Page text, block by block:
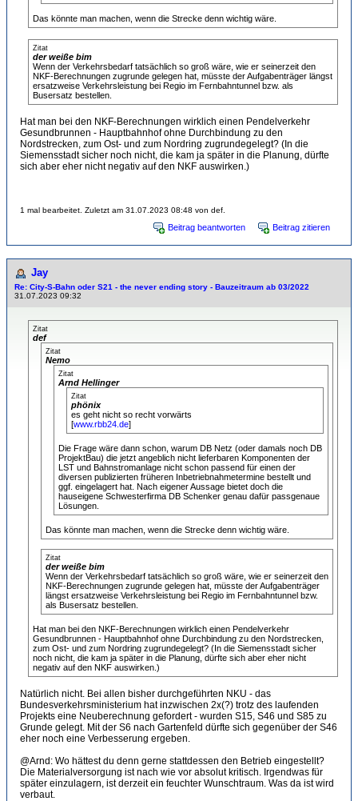
Das könnte man machen, wenn die Strecke denn wichtig wäre.
Zitat
der weiße bim
Wenn der Verkehrsbedarf tatsächlich so groß wäre, wie er seinerzeit den
NKF-Berechnungen zugrunde gelegen hat, müsste der Aufgabenträger längst
ersatzweise Verkehrsleistung bei Regio im Fernbahntunnel bzw. als
Busersatz bestellen.
Hat man bei den NKF-Berechnungen wirklich einen Pendelverkehr
Gesundbrunnen - Hauptbahnhof ohne Durchbindung zu den
Nordstrecken, zum Ost- und zum Nordring zugrundegelegt? (In die
Siemensstadt sicher noch nicht, die kam ja später in die Planung, dürfte
sich aber eher nicht negativ auf den NKF auswirken.)
1 mal bearbeitet. Zuletzt am 31.07.2023 08:48 von def.
Beitrag beantworten Beitrag zitieren
Jay
Re: City-S-Bahn oder S21 - the never ending story - Bauzeitraum ab 03/2022
31.07.2023 09:32
Zitat
def
Zitat
Nemo
Zitat
Arnd Hellinger
Zitat
phönix
es geht nicht so recht vorwärts
[www.rbb24.de]
Die Frage wäre dann schon, warum DB Netz (oder damals noch DB
ProjektBau) die jetzt angeblich nicht lieferbaren Komponenten der
LST und Bahnstromanlage nicht schon passend für einen der
diversen publizierten früheren Inbetriebnahmetermine bestellt und
ggf. eingelagert hat. Nach eigener Aussage bietet doch die
hauseigene Schwesterfirma DB Schenker genau dafür passgenaue
Lösungen.
Das könnte man machen, wenn die Strecke denn wichtig wäre.
Zitat
der weiße bim
Wenn der Verkehrsbedarf tatsächlich so groß wäre, wie er seinerzeit den
NKF-Berechnungen zugrunde gelegen hat, müsste der Aufgabenträger
längst ersatzweise Verkehrsleistung bei Regio im Fernbahntunnel bzw.
als Busersatz bestellen.
Hat man bei den NKF-Berechnungen wirklich einen Pendelverkehr
Gesundbrunnen - Hauptbahnhof ohne Durchbindung zu den Nordstrecken,
zum Ost- und zum Nordring zugrundegelegt? (In die Siemensstadt sicher
noch nicht, die kam ja später in die Planung, dürfte sich aber eher nicht
negativ auf den NKF auswirken.)
Natürlich nicht. Bei allen bisher durchgeführten NKU - das
Bundesverkehrsministerium hat inzwischen 2x(?) trotz des laufenden
Projekts eine Neuberechnung gefordert - wurden S15, S46 und S85 zu
Grunde gelegt. Mit der S6 nach Gartenfeld dürfte sich gegenüber der S46
eher noch eine Verbesserung ergeben.
@Arnd: Wo hättest du denn gerne stattdessen den Betrieb eingestellt?
Die Materialversorgung ist nach wie vor absolut kritisch. Irgendwas für
später einzulagern, ist derzeit ein feuchter Wunschtraum. Was da ist wird
verbaut.